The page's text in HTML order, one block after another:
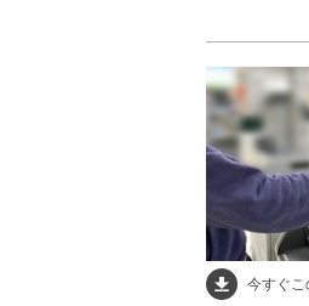
今すぐこ